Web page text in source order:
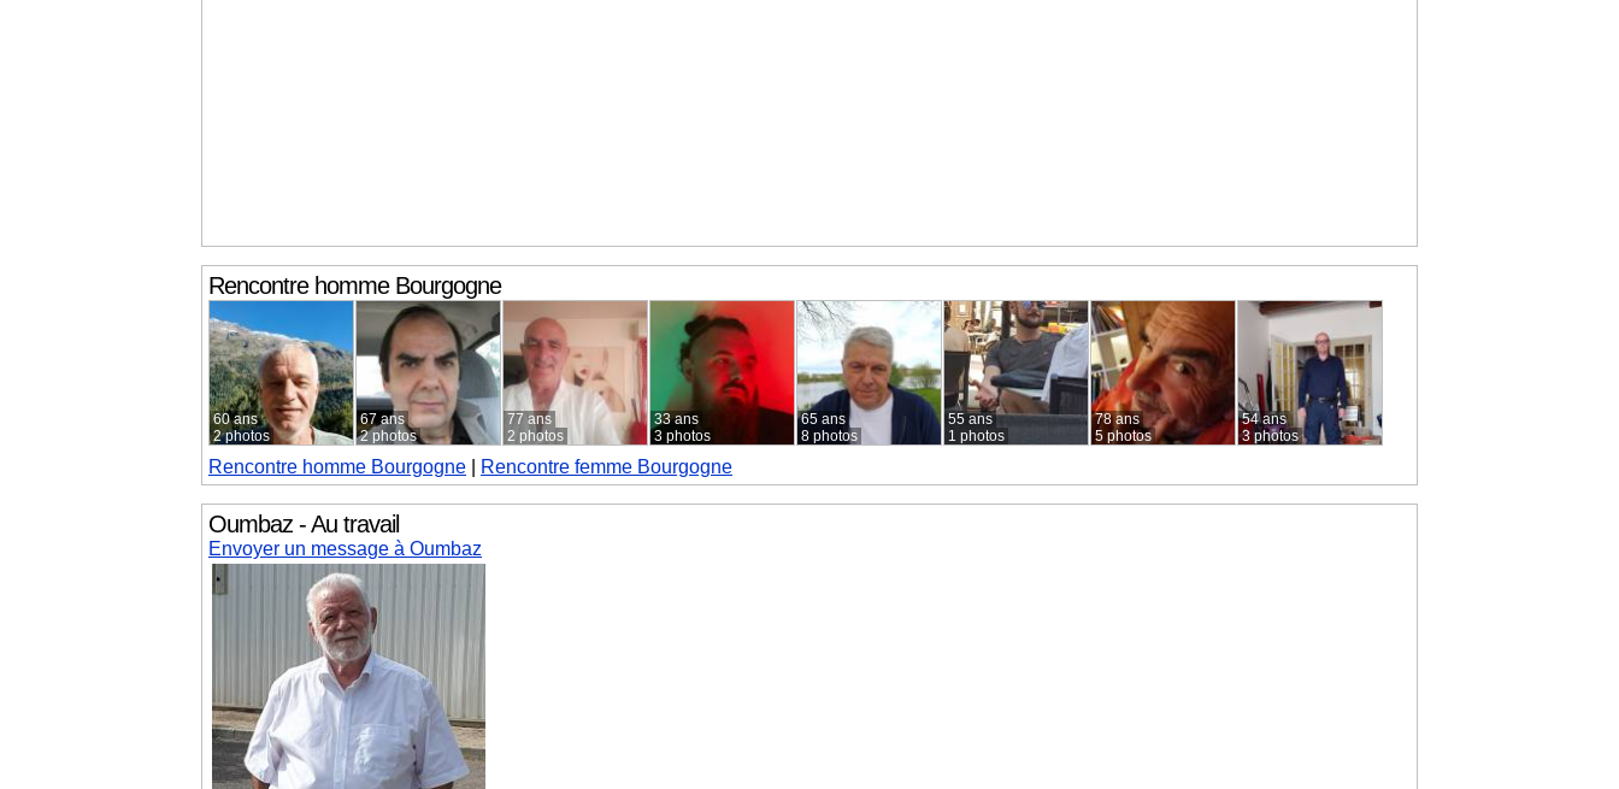
Rencontre hommeBourgogne
60 ans
2 photos
67 ans
2 photos
77 ans
2 photos
33 ans
3 photos
65 ans
8 photos
55 ans
1 photos
78 ans
5 photos
54 ans
3 photos
Rencontre homme Bourgogne Rencontre femme Bourgogne
Oumbaz - Au travail
Envoyer un message à Oumbaz